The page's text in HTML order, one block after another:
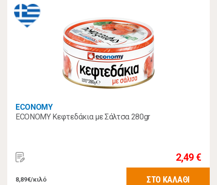
ECONOMY
ECONOMY Κεφτεδάκια με Σάλτσα 280gr
2,49 €
8,89€/κιλό ΣΤΟ ΚΑΛΑΘΙ